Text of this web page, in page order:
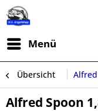
Menü
Übersicht
Alfred Spoon